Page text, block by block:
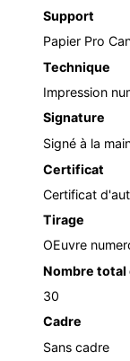
Support
Papier Pro
Technique
Impression
Signature
Signé à la
Certificat
Certificat
Tirage
OEuvre
Nombre total
30
Cadre
Sans cadre